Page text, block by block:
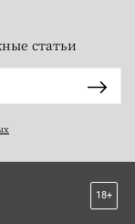
статьи
18+